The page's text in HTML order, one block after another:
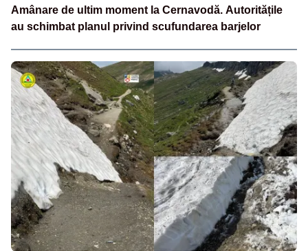
Amânare de ultim moment la Cernavodă. Autoritățile
au schimbat planul privind scufundarea barjelor